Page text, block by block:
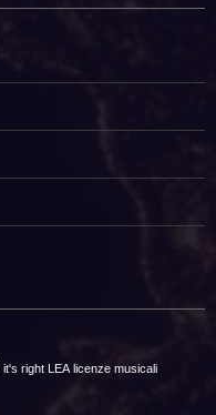
it's right LEA licenze musicali